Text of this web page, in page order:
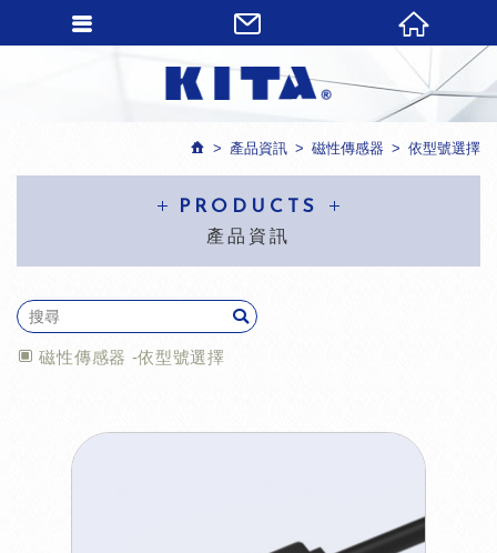
產品資訊 磁性傳感器 依型號選擇
PRODUCTS
產品資訊
磁性傳感器 -依型號選擇